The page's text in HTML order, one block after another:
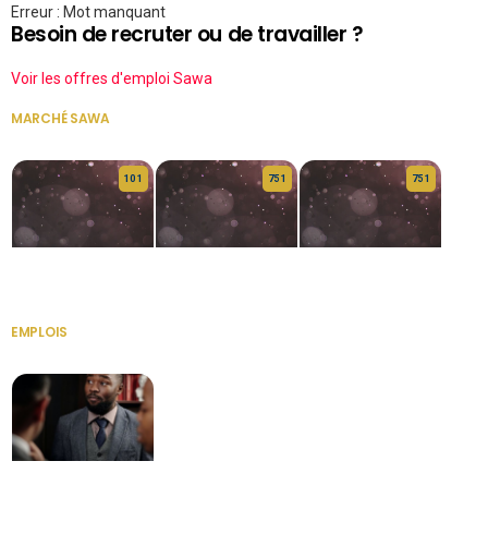
Erreur : Mot manquant
Besoin de recruter ou de travailler ?
Voir les offres d'emploi Sawa
MARCHÉ SAWA
10 1 75 1 75 1
EMPLOIS